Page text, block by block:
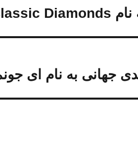
جهانی به نام ای